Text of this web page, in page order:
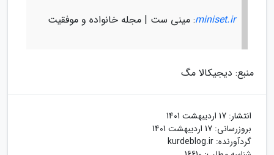
miniset.ir: مینی ست | مجله خانواده و موفقیت
منبع: دیجیکالا مگ
انتشار: 17 اردیبهشت 1401
بروزرسانی: 17 اردیبهشت 1401
گردآورنده: kurdeblog.ir